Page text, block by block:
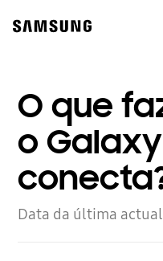
content
accessibility
O que
o
Data da última